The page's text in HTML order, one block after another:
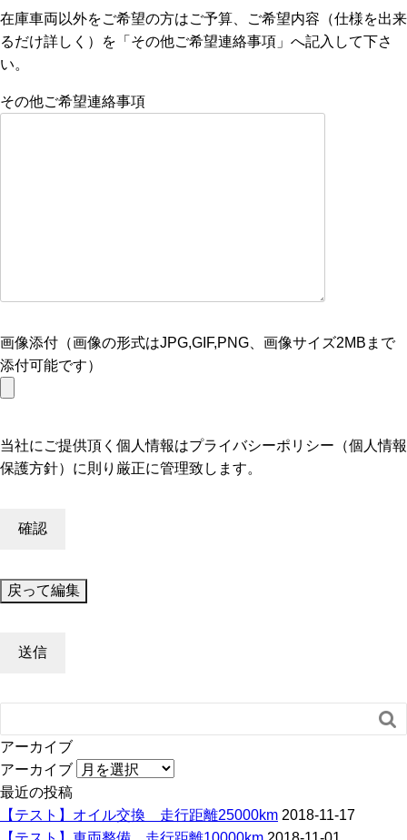
在庫車両以外をご希望の方はご予算、ご希望内容（仕様を出来
るだけ詳しく）を「その他ご希望連絡事項」へ記入して下さ
い。
その他ご希望連絡事項
画像添付（画像の形式はJPG,GIF,PNG、画像サイズ2MBまで
添付可能です）
当社にご提供頂く個人情報はプライバシーポリシー（個人情報
保護方針）に則り厳正に管理致します。

アーカイブ
アーカイブ
最近の投稿
【テスト】オイル交換 走行距離25000km 2018-11-17